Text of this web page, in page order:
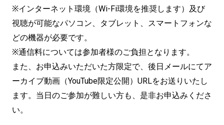
※インターネット環境（Wi-Fi環境を推奨します）及び
視聴が可能なパソコン、タブレット、スマートフォンな
どの機器が必要です。
※通信料については参加者様のご負担となります。
また、お申込みいただいた方限定で、後日メールにてア
ーカイブ動画（YouTube限定公開）URLをお送りいたし
ます。当日のご参加が難しい方も、是非お申込みくださ
い。